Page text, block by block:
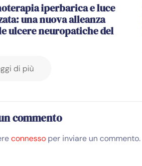
iperbarica e luce
una nuova alleanza
ulcere neuropatiche del
di più
commento
connesso per inviare un commento.